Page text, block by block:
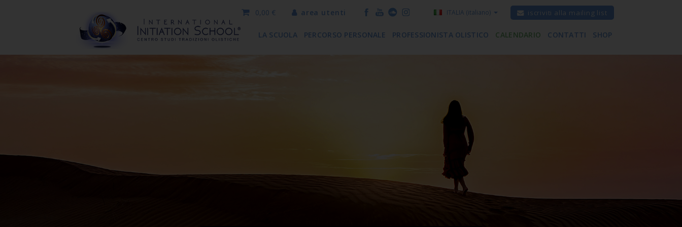
iscriviti alla mailing list
ITALIA (italiano)
area utenti
0,00 €
LA SCUOLA PERCORSO PERSONALE PROFESSIONISTA OLISTICO CALENDARIO CONTATTI SHOP